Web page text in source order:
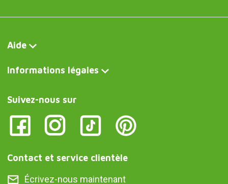
Aide
Informations légales
Suivez-nous sur
Contact et service clientèle
Écrivez-nous maintenant